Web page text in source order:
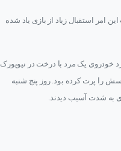
امر استقبال زیاد از بازی یاد شده
خودروی یک مرد با درخت در نیویورک
را پرت کرده بود. روز پنج شنبه
به شدت آسیب دیدند.